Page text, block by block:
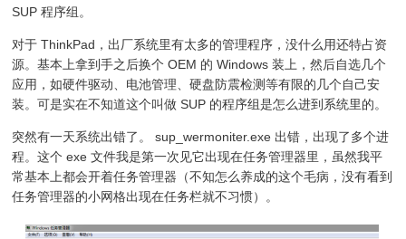
SUP 程序组。
对于 ThinkPad，出厂系统里有太多的管理程序，没什么用还特占资
源。基本上拿到手之后换个 OEM 的 Windows 装上，然后自选几个
应用，如硬件驱动、电池管理、硬盘防震检测等有限的几个自己安
装。可是实在不知道这个叫做 SUP 的程序组是怎么进到系统里的。
突然有一天系统出错了。 sup_wermoniter.exe 出错，出现了多个进
程。这个 exe 文件我是第一次见它出现在任务管理器里，虽然我平
常基本上都会开着任务管理器（不知怎么养成的这个毛病，没有看到
任务管理器的小网格出现在任务栏就不习惯）。